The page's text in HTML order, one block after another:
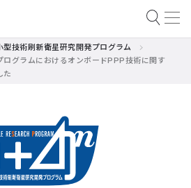
型技術刷新衛星研究開発プログラム
ログラムにおけるオンボードPPP技術に関す
た